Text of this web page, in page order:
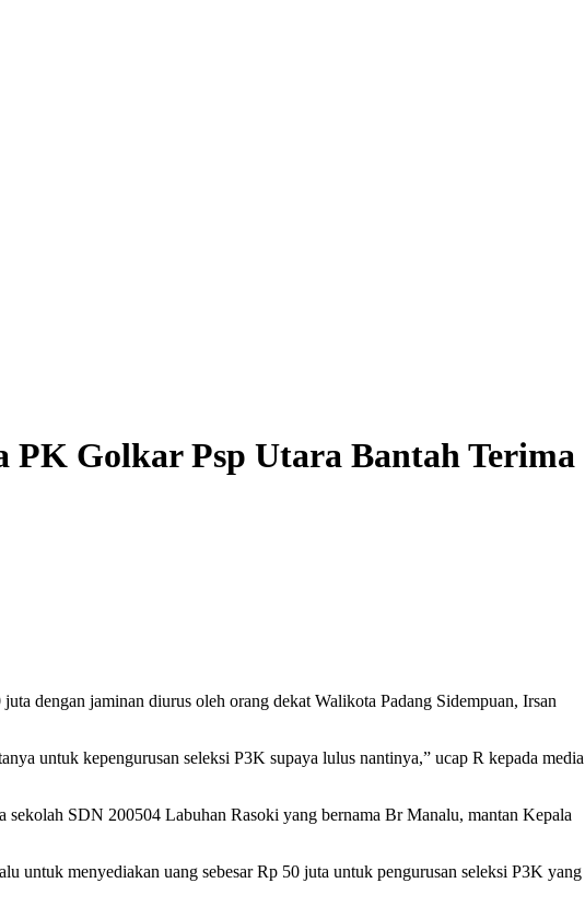
PK Golkar Psp Utara Bantah Terima
dengan jaminan diurus oleh orang dekat Walikota Padang Sidempuan, Irsan
untuk kepengurusan seleksi P3K supaya lulus nantinya,” ucap R kepada media
SDN 200504 Labuhan Rasoki yang bernama Br Manalu, mantan Kepala
untuk menyediakan uang sebesar Rp 50 juta untuk pengurusan seleksi P3K yang